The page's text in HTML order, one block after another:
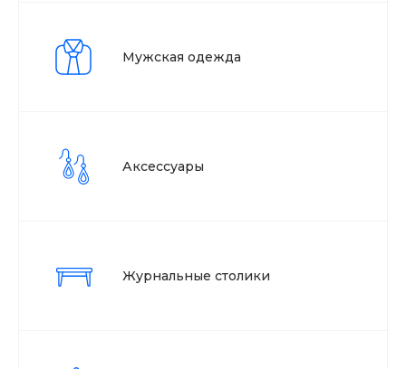
Мужская одежда
Аксессуары
Журнальные столики